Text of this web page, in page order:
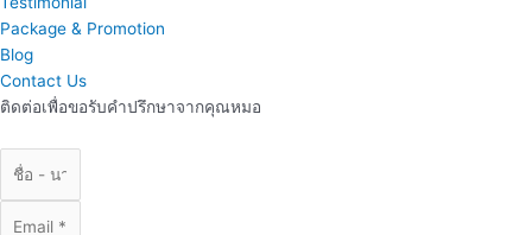
Package & Promotion
Blog
Contact Us
ติดต่อเพื่อขอรับคำปรึกษาจากคุณหมอ